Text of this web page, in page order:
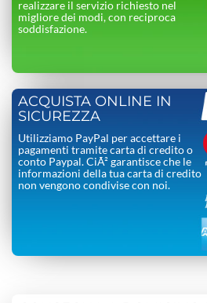
realizzare il servizio richiesto nel
migliore dei modi, con reciproca
soddisfazione.
ACQUISTA ONLINE IN
SICUREZZA
Utilizziamo PayPal per accettare i
pagamenti tramite carta di credito o
conto Paypal. CiÃ² garantisce che le
informazioni della tua carta di credito
non vengono condivise con noi.